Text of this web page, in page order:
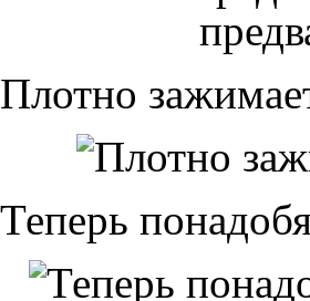
Плотно
Теперь